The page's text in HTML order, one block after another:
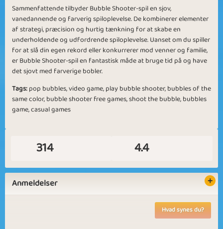
Loosen Animals At the Zoo
Zoohuu Goodbye Animals
Animals gone
Wilde
Sammenfattende tilbyder Bubble Shooter-spil en sjov,
vanedannende og farverig spiloplevelse. De kombinerer elementer
af strategi, præcision og hurtig tænkning for at skabe en
underholdende og udfordrende spiloplevelse. Uanset om du spiller
for at slå din egen rekord eller konkurrerer mod venner og familie,
er Bubble Shooter-spil en fantastisk måde at bruge tid på og have
det sjovt med farverige bobler.
Tags:pop bubbles, video game, play bubble shooter, bubbles of the
same color, bubble shooter free games, shoot the bubble, bubbles
game, casual games
314 4.4
Anmeldelser
Hvad synes du?